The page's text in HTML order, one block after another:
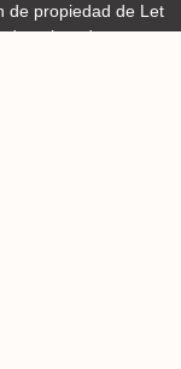
de propiedad de Let
derechos de autor e